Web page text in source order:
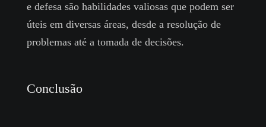
e defesa são habilidades valiosas que podem ser
úteis em diversas áreas, desde a resolução de
problemas até a tomada de decisões.
Conclusão